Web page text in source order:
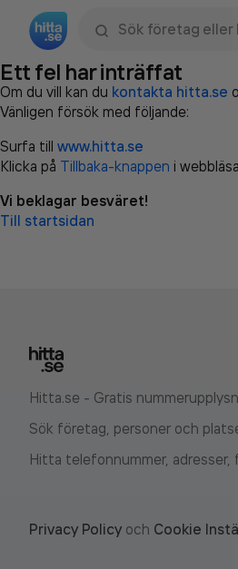
Ett fel har inträffat
Om du vill kan du kontakta hitta.se
Vänligen försök med följande:
Surfa till www.hitta.se
Klicka på Tillbaka-knappen i
Vi beklagar besväret!
Till startsidan
Hitta.se - Gratis
Sök företag, personer och
Hitta telefonnummer, adresser,
Privacy Policy och Cookie